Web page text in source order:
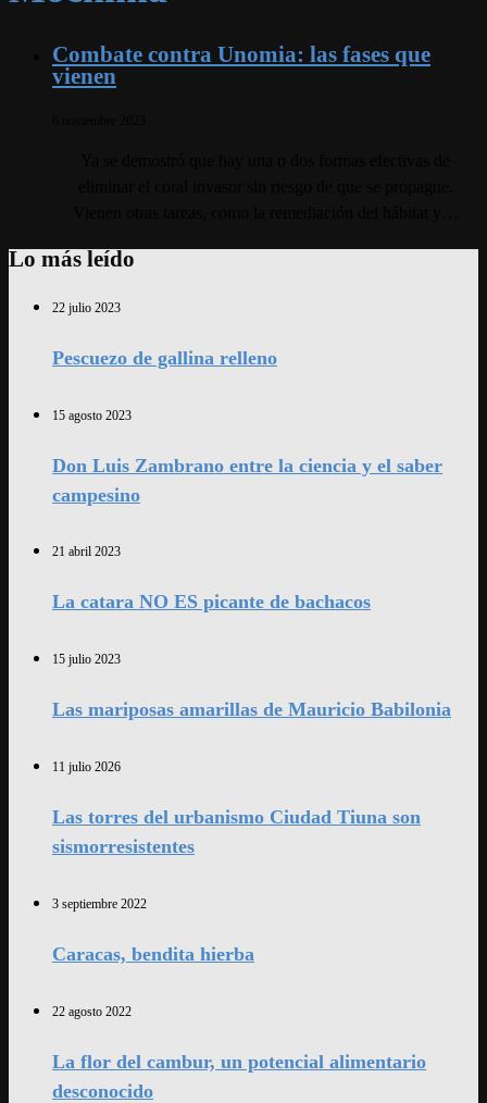
Combate contra Unomia: las fases que
vienen
Lo más leído
22 julio 2023
Pescuezo de gallina relleno
15 agosto 2023
Don Luis Zambrano entre la ciencia y el saber
campesino
21 abril 2023
La catara NO ES picante de bachacos
15 julio 2023
Las mariposas amarillas de Mauricio Babilonia
11 julio 2026
Las torres del urbanismo Ciudad Tiuna son
sismorresistentes
3 septiembre 2022
Caracas, bendita hierba
22 agosto 2022
La flor del cambur, un potencial alimentario
desconocido